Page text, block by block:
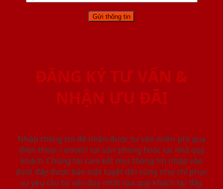
ĐĂNG KÝ TƯ VẤN &
NHẬN ƯU ĐÃI
Nhập thông tin để nhận được tư vấn miễn phí qua
điện thoại / email/ tại văn phòng hoặc tại nhà quý
khách. Chúng tôi cam kết mọi thông tin nhập vào
dưới đây được bảo mật tuyệt đối cũng như chỉ phục
vụ yêu cầu tư vấn duy nhất của quý khách tại đây.